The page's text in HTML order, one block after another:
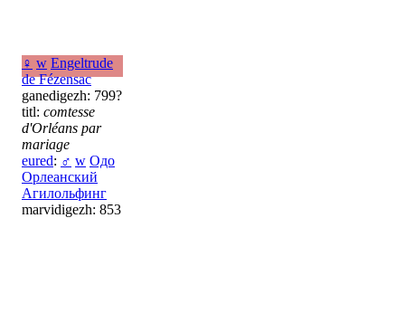
♀ w Engeltrude
de Fézensac
ganedigezh: 799?
titl: comtesse
d'Orléans par
mariage
eured: ♂ w Одо
Орлеанский
Агилольфинг
marvidigezh: 853